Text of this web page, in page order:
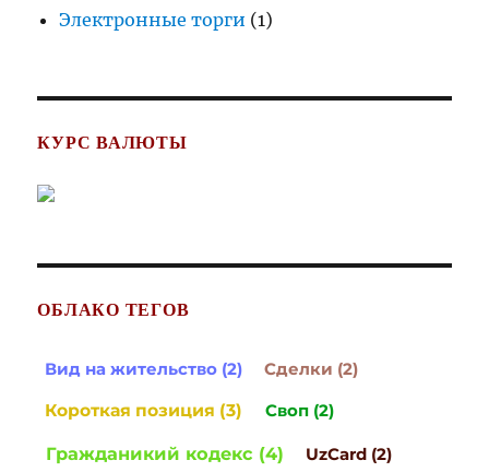
Электронные торги (1)
КУРС ВАЛЮТЫ
ОБЛАКО ТЕГОВ
Вид на жительство (2)
Сделки (2)
Короткая позиция (3)
Своп (2)
Гражданикий кодекс (4) UzCard (2)